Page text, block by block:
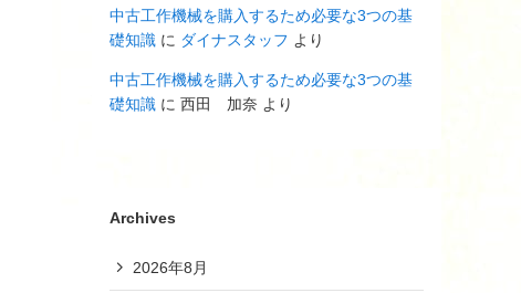
中古工作機械を購入するため必要な3つの基
礎知識 に ダイナスタッフ より
中古工作機械を購入するため必要な3つの基
礎知識 に 西田 加奈 より
Archives
2026年8月